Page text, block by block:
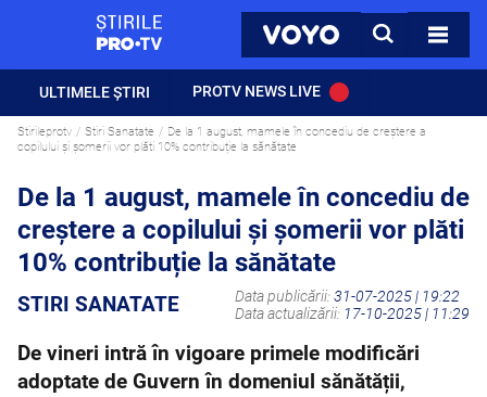
VOYO
CAUTA
TOATE
ULTIMELE ȘTIRI PROTV NEWS LIVE
Stirileprotv Stiri Sanatate
De la 1 august, mamele în concediu de creștere a
copilului și șomerii vor plăti 10% contribuție la sănătate
De la 1 august, mamele în concediu de
creștere a copilului și șomerii vor plăti
10% contribuție la sănătate
STIRI SANATATE Data publicării:31-07-2025 | 19:22
Data actualizării: 17-10-2025 | 11:29
De vineri intră în vigoare primele modificări
adoptate de Guvern în domeniul sănătății,